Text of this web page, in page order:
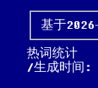
基于
热词统计
生成时间